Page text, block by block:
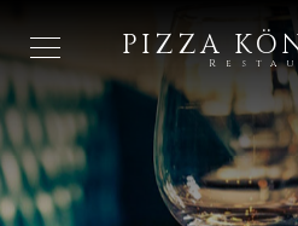
PIZZA